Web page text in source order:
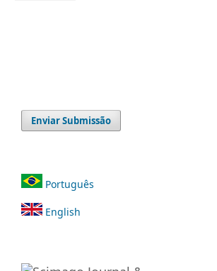
Enviar Submissão
Português
English